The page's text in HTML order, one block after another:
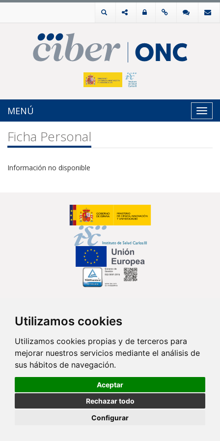
Utilizamos cookies
Utilizamos cookies propias y de terceros para
mejorar nuestros servicios mediante el análisis de
sus hábitos de navegación.
Aceptar
Rechazar todo
Configurar
MENÚ
Ficha Personal
Información no disponible
Contacto
Av. Monforte de Lemos, 3-5. Pabellón 11. Planta 0 28029 Madrid
info@ciberisciii.es
© Copyright 2026 CIBER |Política de Privacidad|Aviso Legal|Política
Mapa Web|Portal de Transparencia